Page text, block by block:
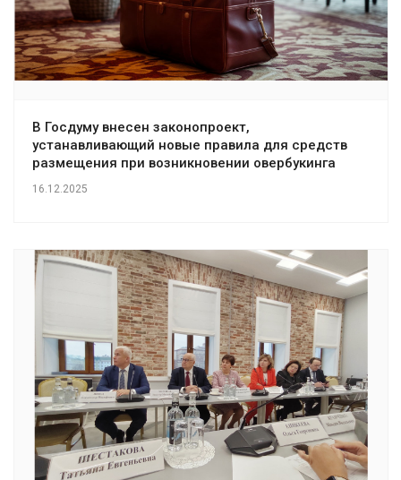
В Госдуму внесен законопроект,
устанавливающий новые правила для средств
размещения при возникновении овербукинга
16.12.2025